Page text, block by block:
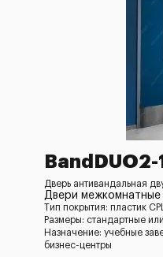
BandDUO2-
Дверь антивандальная
Двери
Тип покрытия: пластик CPL
Размеры: стандартные
Назначение: учебные
бизнес-центры